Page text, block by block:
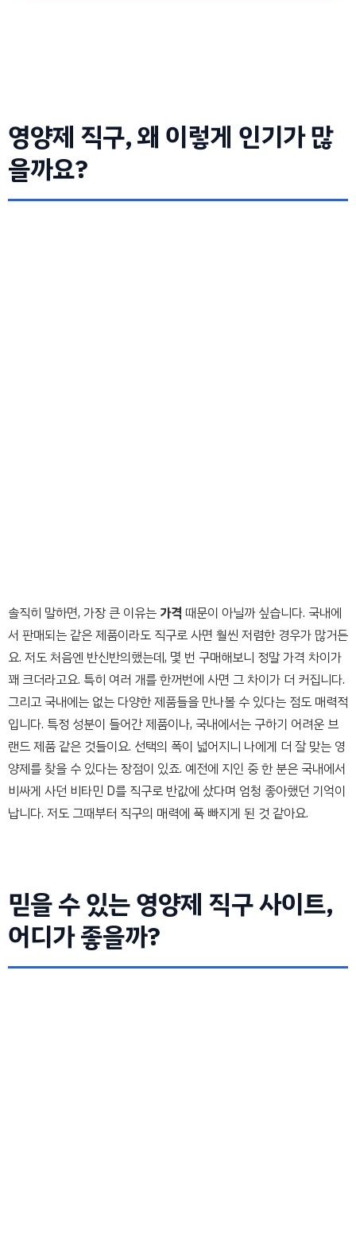
영양제 직구, 왜 이렇게 인기가 많
을까요?
솔직히 말하면, 가장 큰 이유는 가격 때문이 아닐까 싶습니다. 국내에
서 판매되는 같은 제품이라도 직구로 사면 훨씬 저렴한 경우가 많거든
요. 저도 처음엔 반신반의했는데, 몇 번 구매해보니 정말 가격 차이가
꽤 크더라고요. 특히 여러 개를 한꺼번에 사면 그 차이가 더 커집니다.
그리고 국내에는 없는 다양한 제품들을 만나볼 수 있다는 점도 매력적
입니다. 특정 성분이 들어간 제품이나, 국내에서는 구하기 어려운 브
랜드 제품 같은 것들이요. 선택의 폭이 넓어지니 나에게 더 잘 맞는 영
양제를 찾을 수 있다는 장점이 있죠. 예전에 지인 중 한 분은 국내에서
비싸게 사던 비타민 D를 직구로 반값에 샀다며 엄청 좋아했던 기억이
납니다. 저도 그때부터 직구의 매력에 푹 빠지게 된 것 같아요.
믿을 수 있는 영양제 직구 사이트,
어디가 좋을까?